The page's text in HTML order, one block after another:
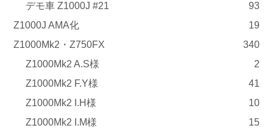
デモ車 Z1000J #21
93
Z1000J AMA化
19
Z1000Mk2・Z750FX
340
Z1000Mk2 A.S様
2
Z1000Mk2 F.Y様
41
Z1000Mk2 I.H様
10
Z1000Mk2 I.M様
15